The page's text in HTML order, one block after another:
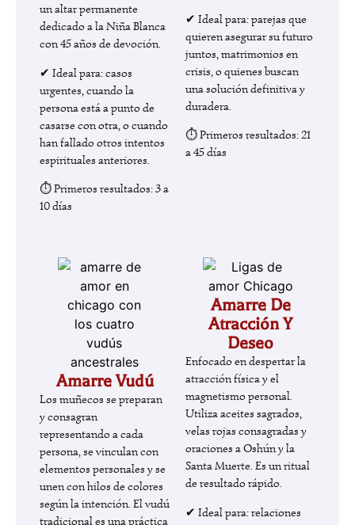
un altar permanente
dedicado a la Niña Blanca
con 45 años de devoción.
✔ Ideal para: casos
urgentes, cuando la
persona está a punto de
casarse con otra, o cuando
han fallado otros intentos
espirituales anteriores.
⏱ Primeros resultados: 3 a
10 días
✔ Ideal para: parejas que
quieren asegurar su futuro
juntos, matrimonios en
crisis, o quienes buscan
una solución definitiva y
duradera.
⏱ Primeros resultados: 21
a 45 días
Amarre Vudú
Los muñecos se preparan
y consagran
representando a cada
persona, se vinculan con
elementos personales y se
unen con hilos de colores
según la intención. El vudú
tradicional es una práctica
Amarre De
Atracción Y
Deseo
Enfocado en despertar la
atracción física y el
magnetismo personal.
Utiliza aceites sagrados,
velas rojas consagradas y
oraciones a Oshún y la
Santa Muerte. Es un ritual
de resultado rápido.
✔ Ideal para: relaciones